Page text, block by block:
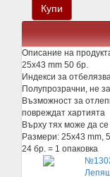
Описание на
25х43 mm 50 бр.
Индекси за
Полупрозрачни, не
Възможност за
повреждат хартията
Върху тях може да
Размери: 25x43 mm,
24 бр. = 1 опаковка